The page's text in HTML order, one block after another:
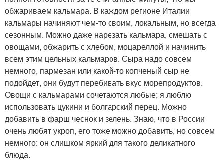
обжариваем кальмара. В каждом регионе Италии
кальмары начиняют чем-то своим, локальным, но всегда
сезонным. Можно даже нарезать кальмара, смешать с
овощами, обжарить с хлебом, моцареллой и начинить
всем этим цельных кальмаров. Сыра надо совсем
немного, пармезан или какой-то копченый сыр не
подойдет, они будут перебивать вкус морепродуктов.
Овощи с кальмарами сочетаются любые; я люблю
использовать цукини и болгарский перец. Можно
добавить в фарш чеснок и зелень. Знаю, что в России
очень любят укроп, его тоже можно добавить, но совсем
немного: он слишком яркий для такого деликатного
блюда.